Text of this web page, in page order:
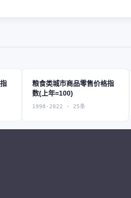
粮食类城市商品零售价格指
数(上年=100)
1998-2022 · 25条